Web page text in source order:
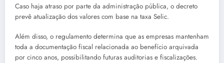
Caso haja atraso por parte da administração pública, o decreto
prevê atualização dos valores com base na taxa Selic.
Além disso, o regulamento determina que as empresas mantenham
toda a documentação fiscal relacionada ao benefício arquivada
por cinco anos, possibilitando futuras auditorias e fiscalizações.